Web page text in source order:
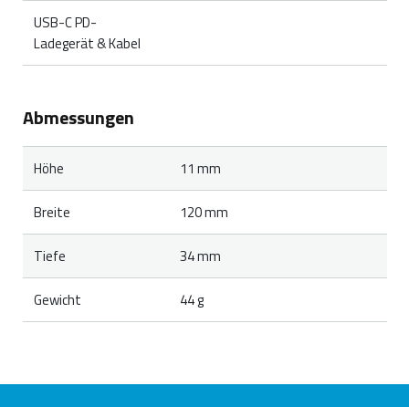
USB-C PD-
Ladegerät & Kabel
Abmessungen
Höhe 11 mm
Breite 120 mm
Tiefe 34 mm
Gewicht 44 g